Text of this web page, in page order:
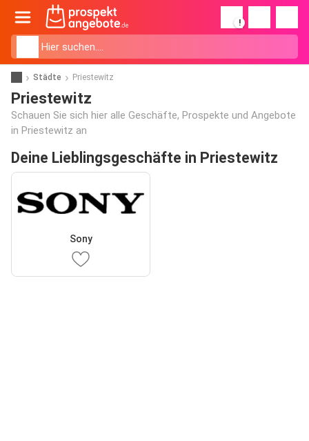
!
Städte Priestewitz
Priestewitz
Schauen Sie sich hier alle Geschäfte, Prospekte und Angebote
in Priestewitz an
Deine Lieblingsgeschäfte in Priestewitz
Sony